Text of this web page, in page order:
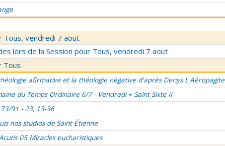
Tous, vendredi 7 aout
lors de la Session pour Tous, vendredi 7 aout
Tous
afirmative et la théologie négative d'après Denys L'Aéropagite
du Temps Ordinaire 6/7 - Vendredi + Saint Sixte II
91 - 23, 13-36
nos studios de Saint-Étienne
05 Miracles eucharistiques